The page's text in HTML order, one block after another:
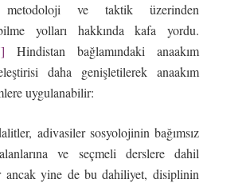
metodoloji ve taktik üzerinden
yolları hakkında kafa yordu.
Hindistan bağlamındaki anaakım
daha genişletilerek anaakım
uygulanabilir:
adivasiler sosyolojinin bağımsız
ve seçmeli derslere dahil
ancak yine de bu dahiliyet, disiplinin